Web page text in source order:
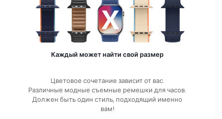
Каждый может найти свой размер
Цветовое сочетание зависит от вас.
Различные модные съемные ремешки для часов.
Должен быть один стиль, подходящий именно
вам!